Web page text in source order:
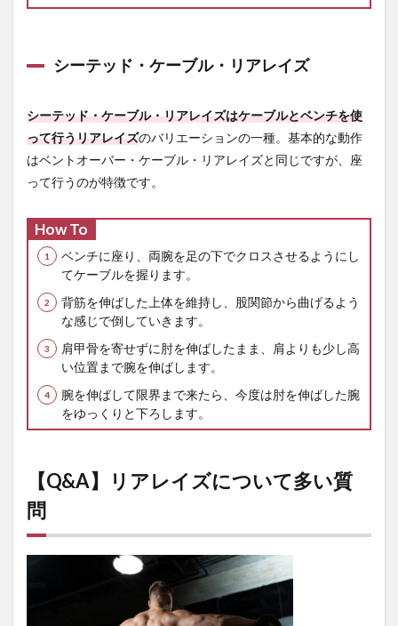
シーテッド・ケーブル・リアレイズ
シーテッド・ケーブル・リアレイズはケーブルとベンチを使
って行うリアレイズのバリエーションの一種。基本的な動作
はベントオーバー・ケーブル・リアレイズと同じですが、座
って行うのが特徴です。
How To
ベンチに座り、両腕を足の下でクロスさせるようにし
てケーブルを握ります。
背筋を伸ばした上体を維持し、股関節から曲げるよう
な感じで倒していきます。
肩甲骨を寄せずに肘を伸ばしたまま、肩よりも少し高
い位置まで腕を伸ばします。
腕を伸ばして限界まで来たら、今度は肘を伸ばした腕
をゆっくりと下ろします。
【Q&A】リアレイズについて多い質
問